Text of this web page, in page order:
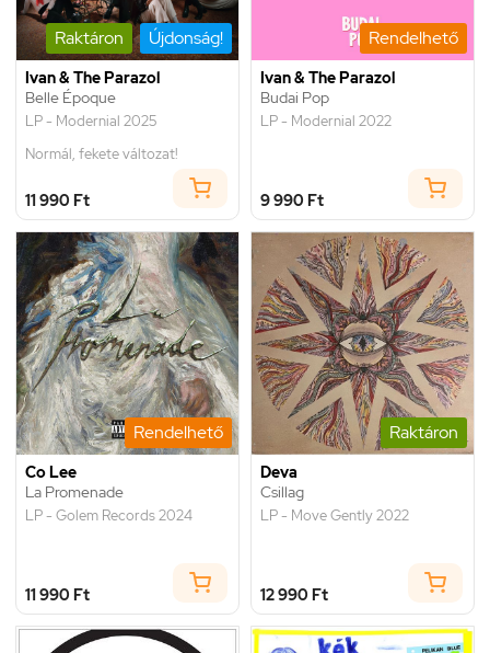
Raktáron Újdonság!
Ivan & The Parazol
Belle Époque
LP - Modernial 2025
Normál, fekete változat!
11 990 Ft
Rendelhető
Ivan & The Parazol
Budai Pop
LP - Modernial 2022
9 990 Ft
Rendelhető
Co Lee
La Promenade
LP - Golem Records 2024
11 990 Ft
Raktáron
Deva
Csillag
LP - Move Gently 2022
12 990 Ft